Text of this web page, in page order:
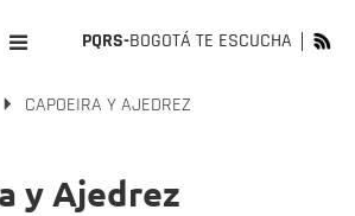
PQRS-BOGOTÁ TE ESCUCHA
CAPOEIRA Y AJEDREZ
y Ajedrez